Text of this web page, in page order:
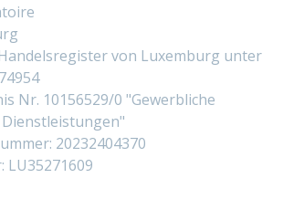
von Luxemburg unter
Nr. 10156529/0 "Gewerbliche
20232404370